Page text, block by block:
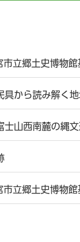
市立郷土史博物
具から読み解く地
士山西南麓の縄
市立郷土史博物